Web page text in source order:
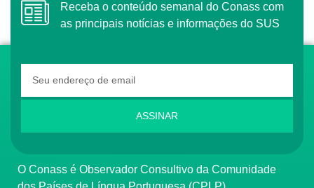
Receba o conteúdo semanal do Conass com
as principais notícias e informações do SUS
ASSINAR
O Conass é Observador Consultivo da Comunidade